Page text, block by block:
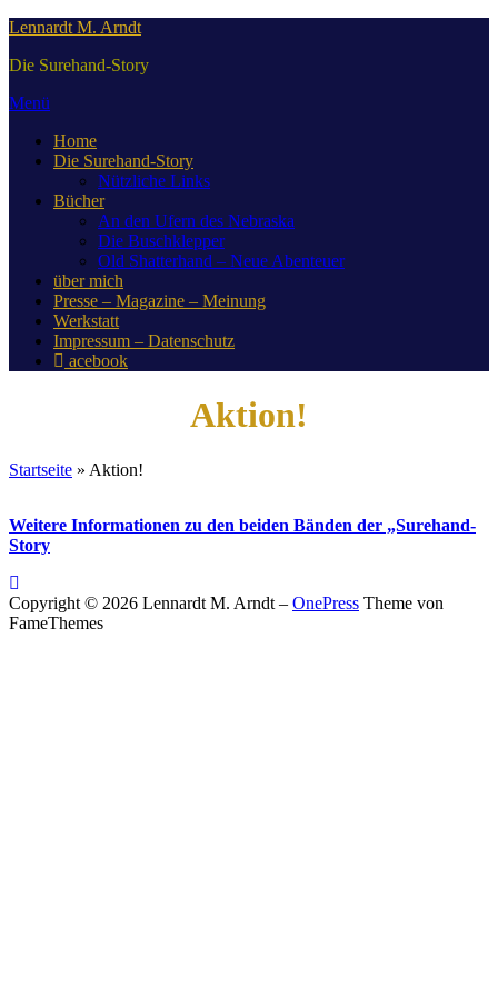
Zum
springen
Lennardt M. Arndt
Die Surehand-Story
Menü
Home
Die Surehand-Story
Nützliche Links
Bücher
An den Ufern des Nebraska
Die Buschklepper
Old Shatterhand – Neue Abenteuer
über mich
Presse – Magazine – Meinung
Werkstatt
Impressum – Datenschutz
acebook
Aktion!
Startseite » Aktion!
Weitere Informationen zu den beiden Bänden der „Surehand-
Story
Copyright © 2026 Lennardt M. Arndt – OnePress Theme von
FameThemes